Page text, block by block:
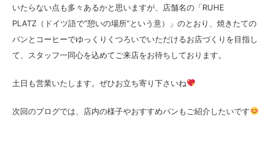
いたらない点も多々あるかと思いますが、店舗名の「RUHE
PLATZ（ドイツ語で”憩いの場所”という意）」のとおり、焼きたての
パンとコーヒーでゆっくりくつろいでいただけるお店づくりを目指し
て、スタッフ一同心を込めてご来店をお待ちしております。
土日も営業いたします。ぜひお立ち寄り下さいね
次回のブログでは、店内の様子やおすすめパンもご紹介したいです